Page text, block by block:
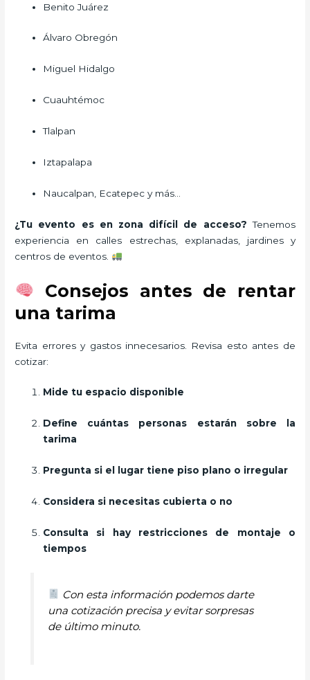
Benito Juárez
Álvaro Obregón
Miguel Hidalgo
Cuauhtémoc
Tlalpan
Iztapalapa
Naucalpan, Ecatepec y más…
¿Tu evento es en zona difícil de acceso? Tenemos
experiencia en calles estrechas, explanadas, jardines y
centros de eventos.
Consejos antes de rentar
una tarima
Evita errores y gastos innecesarios. Revisa esto antes de
cotizar:
Mide tu espacio disponible
Define cuántas personas estarán sobre la
tarima
Pregunta si el lugar tiene piso plano o irregular
Considera si necesitas cubierta o no
Consulta si hay restricciones de montaje o
tiempos
Con esta información podemos darte
una cotización precisa y evitar sorpresas
de último minuto.